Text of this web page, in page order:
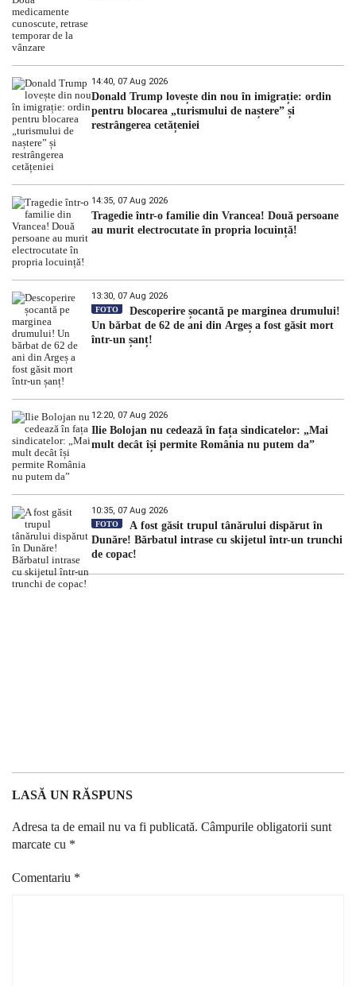
14:40, 07 Aug 2026
Donald Trump lovește din nou în imigrație: ordin
pentru blocarea „turismului de naștere” și
restrângerea cetățeniei
14:35, 07 Aug 2026
Tragedie într-o familie din Vrancea! Două persoane
au murit electrocutate în propria locuință!
13:30, 07 Aug 2026
FOTO
Descoperire șocantă pe marginea drumului!
Un bărbat de 62 de ani din Argeș a fost găsit mort
într-un șanț!
12:20, 07 Aug 2026
Ilie Bolojan nu cedează în fața sindicatelor: „Mai
mult decât își permite România nu putem da”
10:35, 07 Aug 2026
FOTO
A fost găsit trupul tânărului dispărut în
Dunăre! Bărbatul intrase cu skijetul într-un trunchi
de copac!
LASĂ UN RĂSPUNS
Adresa ta de email nu va fi publicată. Câmpurile obligatorii sunt
marcate cu *
Comentariu *